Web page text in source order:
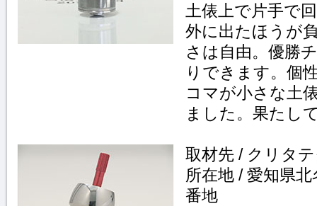
土俵上で片手で
外に出たほうが
さは自由。優勝
りできます。個
コマが小さな土
ました。果たし
取材先 / クリタ
所在地 / 愛知県
番地